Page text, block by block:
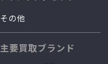
その他
主要買取ブランド